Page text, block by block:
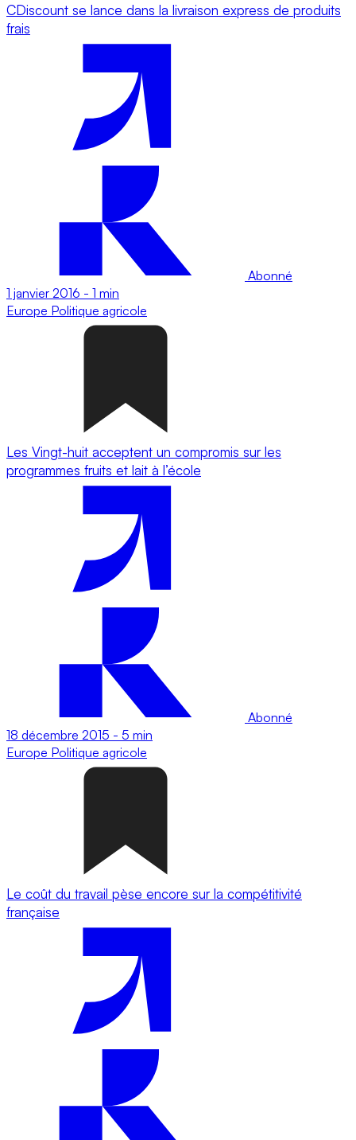
CDiscount se lance dans la livraison express de produits
frais
Abonné
1 janvier 2016 - 1 min
Europe Politique agricole
Les Vingt-huit acceptent un compromis sur les
programmes fruits et lait à l’école
Abonné
18 décembre 2015 - 5 min
Europe Politique agricole
Le coût du travail pèse encore sur la compétitivité
française